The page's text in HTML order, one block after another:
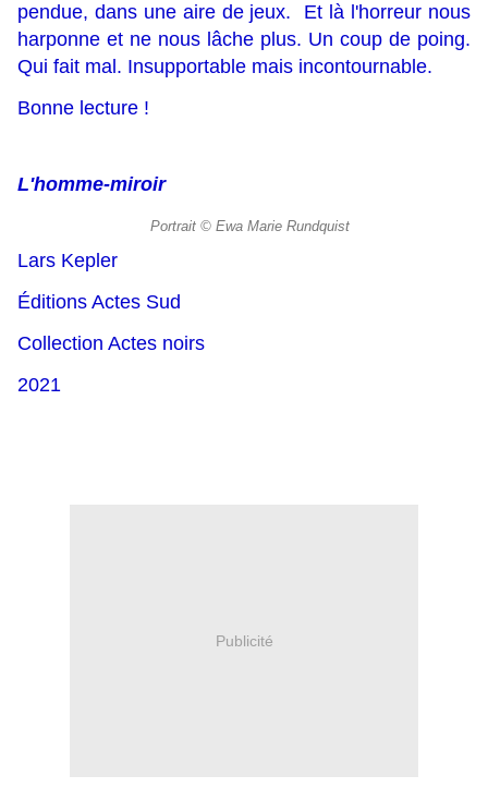
pendue, dans une aire de jeux. Et là l'horreur nous
harponne et ne nous lâche plus. Un coup de poing.
Qui fait mal. Insupportable mais incontournable.
Bonne lecture !
L'homme-miroir
Portrait © Ewa Marie Rundquist
Lars Kepler
Éditions Actes Sud
Collection Actes noirs
2021
Publicité